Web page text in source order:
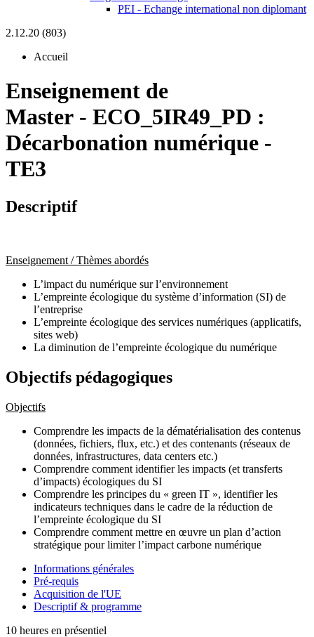
PEI - Echange international non diplomant
2.12.20 (803)
Accueil
Enseignement de
Master - ECO_5IR49_PD :
Décarbonation numérique -
TE3
Descriptif
Enseignement / Thèmes abordés
L’impact du numérique sur l’environnement
L’empreinte écologique du système d’information (SI) de
l’entreprise
L’empreinte écologique des services numériques (applicatifs,
sites web)
La diminution de l’empreinte écologique du numérique
Objectifs pédagogiques
Objectifs
Comprendre les impacts de la dématérialisation des contenus
(données, fichiers, flux, etc.) et des contenants (réseaux de
données, infrastructures, data centers etc.)
Comprendre comment identifier les impacts (et transferts
d’impacts) écologiques du SI
Comprendre les principes du « green IT », identifier les
indicateurs techniques dans le cadre de la réduction de
l’empreinte écologique du SI
Comprendre comment mettre en œuvre un plan d’action
stratégique pour limiter l’impact carbone numérique
Informations générales
Pré-requis
Acquisition de l'UE
Descriptif & programme
10 heures en présentiel